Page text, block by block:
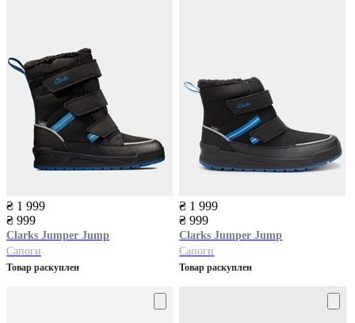
₴ 1 999
₴ 999
Clarks Jumper Jump
Сапоги
Товар раскуплен
₴ 1 999
₴ 999
Clarks Jumper Jump
Сапоги
Товар раскуплен